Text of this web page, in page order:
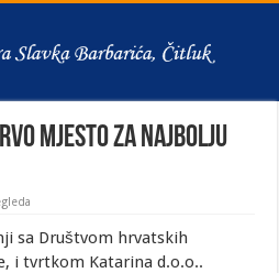
mjesto za najbolju
sa Društvom hrvatskih
i tvrtkom Katarina d.o.o..